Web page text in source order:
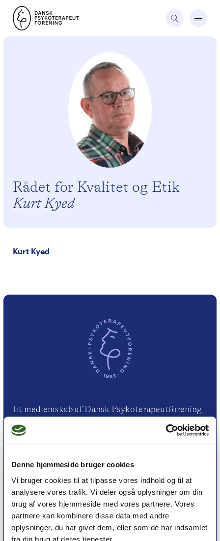
Denne hjemmeside bruger cookies
Vi bruger cookies til at tilpasse vores indhold og til at
analysere vores trafik. Vi deler også oplysninger om din
brug af vores hjemmeside med vores partnere. Vores
partnere kan kombinere disse data med andre
oplysninger, du har givet dem, eller som de har indsamlet
fra din brug af deres tjenester.
Rådet for Kvalitet og Etik
Kurt Kyed
Kurt Kyed
Et medlemskab af Dansk Psykoterapeutforening
leve op til en række kriterier om uddannelse og
erfaring for at få lov til at kalde sigpsykoterapeut
Psykoterapi
Find psykoterapeut
Hvad betyder titlen 'psykoterapeut MPF' ?
Ofte stillede spørgsmål